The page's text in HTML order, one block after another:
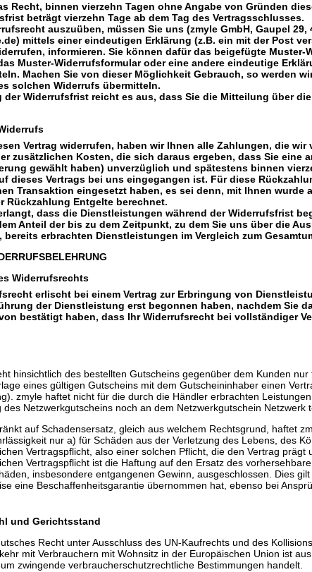
Recht, binnen vierzehn Tagen ohne Angabe von Gründen
beträgt vierzehn Tage ab dem Tag des Vertragsschlusses.
auszuüben, müssen Sie uns (zmyle GmbH, Gaupel 29,
mittels einer eindeutigen Erklärung (z.B. ein mit der Post
informieren. Sie können dafür das beigefügte
Muster-Widerrufsformular oder eine andere eindeutige
Machen Sie von dieser Möglichkeit Gebrauch, so werden
solchen Widerrufs übermitteln.
der Widerrufsfrist reicht es aus, dass Sie die Mitteilung über
Vertrag widerrufen, haben wir Ihnen alle Zahlungen, die
zusätzlichen Kosten, die sich daraus ergeben, dass Sie
gewählt haben) unverzüglich und spätestens binnen
dieses Vertrags bei uns eingegangen ist. Für diese
Transaktion eingesetzt haben, es sei denn, mit Ihnen
Rückzahlung Entgelte berechnet.
dass die Dienstleistungen während der Widerrufsfrist
Anteil der bis zu dem Zeitpunkt, zu dem Sie uns über die
bereits erbrachten Dienstleistungen im Vergleich zum
Widerrufsrechts
erlischt bei einem Vertrag zur Erbringung von
der Dienstleistung erst begonnen haben, nachdem Sie
bestätigt haben, dass Ihr Widerrufsrecht bei vollständiger
hinsichtlich des bestellten Gutscheins gegenüber dem Kunden
eines gültigen Gutscheins mit dem Gutscheininhaber einen
zmyle haftet nicht für die durch die Händler erbrachten
des Netzwerkgutscheins noch an dem Netzwerkgutschein Netzwerk
auf Schadensersatz, gleich aus welchem Rechtsgrund, haftet
nur a) für Schäden aus der Verletzung des Lebens, des
Vertragspflicht, also einer solchen Pflicht, die den Vertrag
Vertragspflicht ist die Haftung auf den Ersatz des
insbesondere entgangenen Gewinn, ausgeschlossen. Dies
eine Beschaffenheitsgarantie übernommen hat, ebenso bei
und Gerichtsstand
Recht unter Ausschluss des UN-Kaufrechts und des
mit Verbrauchern mit Wohnsitz in der Europäischen Union ist
zwingende verbraucherschutzrechtliche Bestimmungen handelt.